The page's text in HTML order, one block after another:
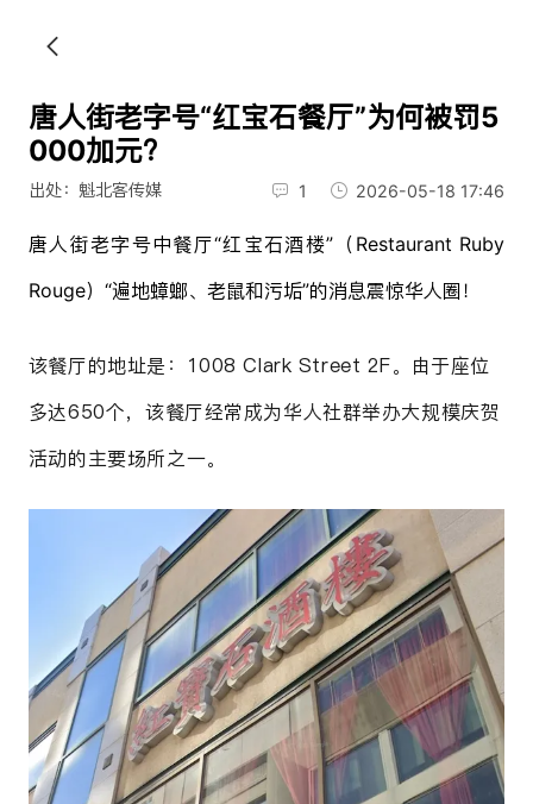
唐人街老字号“红宝石餐厅”为何被罚5
000加元？
出处：魁北客传媒 1 2026-05-18 17:46
唐人街老字号中餐厅“红宝石酒楼”（Restaurant Ruby
Rouge）“遍地蟑螂、老鼠和污垢”的消息震惊华人圈！
该餐厅的地址是：1008 Clark Street 2F。由于座位
多达650个，该餐厅经常成为华人社群举办大规模庆贺
活动的主要场所之一。